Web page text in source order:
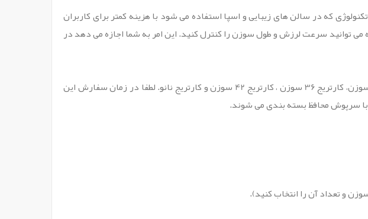
که در سالن های زیبایی و اسپا استفاده می شود با هزینه کمتر برای کاربران
توانید سرعت لرزش و طول سوزن را کنترل کنید. این امر به شما اجازه می دهد در
توجه: ما انواع بسیار مختلفی از پین های سوزنی داریم که عبارتند از: کارتریج 9سوزن ، کارتریج 12سوزن، کارتریج 36 سوزن ، کارتریج 42 سوزن و کارتریج نانو. لطفا در زمان سفارش این
سرپوش محافظ بسته بندی می شوند.